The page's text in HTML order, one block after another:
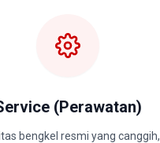
(Perawatan)
bengkel resmi yang canggih,